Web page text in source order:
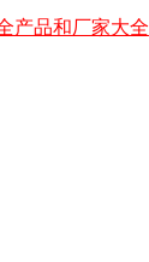
产品和厂家大全